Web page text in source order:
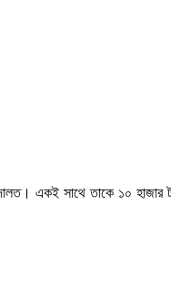
একই সাথে তাকে ১০